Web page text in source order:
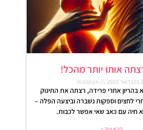
אותו יותר מהכל!
אין תגובות
בהריון אחרי פרידה, רצתה את התינוק
לחצים וספקות נשברה וביצעה הפלה –
חיה עם כאב שאי אפשר לכבות.